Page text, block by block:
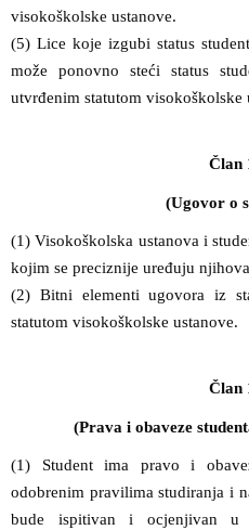
visokoškolske ustanove.
(5) Lice koje izgubi status
može ponovno steći status
utvrđenim statutom visokoškolske
Član
(Ugovor o
(1) Visokoškolska ustanova i
kojim se preciznije uređuju
(2) Bitni elementi ugovora iz
statutom visokoškolske ustanove.
Član
(Prava i obaveze
(1) Student ima pravo i
odobrenim pravilima studiranja i
bude ispitivan i ocjenjivan